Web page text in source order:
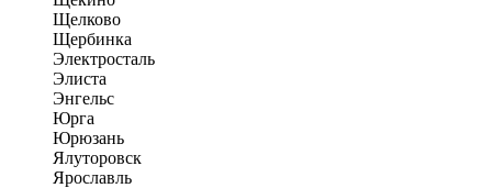
Щелково
Щербинка
Электросталь
Элиста
Энгельс
Юрга
Юрюзань
Ялуторовск
Ярославль